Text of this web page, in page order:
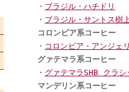
・ ブラジル・ハチドリ
・ ブラジル・サントス樹
コロンビア系コーヒー
・ コロンビア・アンジェ
グァテマラ系コーヒー
・ グァテマラSHB クラシ
マンデリン系コーヒー